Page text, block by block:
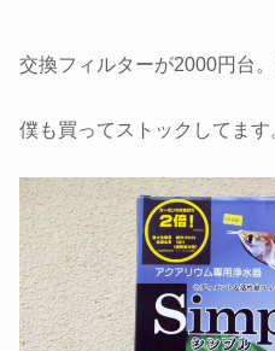
交換フィルターが2000円台
僕も買ってストックしてます